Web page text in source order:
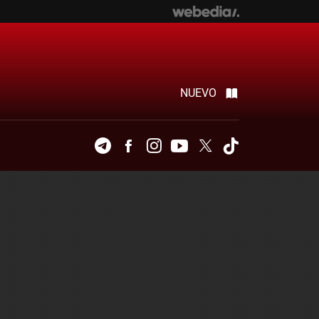
NUEVO
TelegramFacebookInstagramYoutubeTwitter